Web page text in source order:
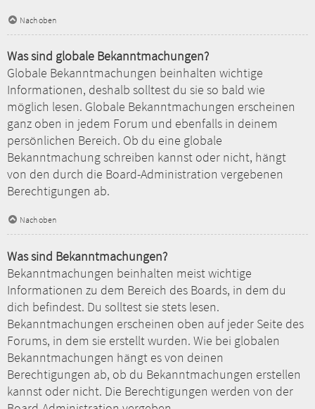
Nach oben
Was sind globale Bekanntmachungen?
Globale Bekanntmachungen beinhalten wichtige
Informationen, deshalb solltest du sie so bald wie
möglich lesen. Globale Bekanntmachungen erscheinen
ganz oben in jedem Forum und ebenfalls in deinem
persönlichen Bereich. Ob du eine globale
Bekanntmachung schreiben kannst oder nicht, hängt
von den durch die Board-Administration vergebenen
Berechtigungen ab.
Nach oben
Was sind Bekanntmachungen?
Bekanntmachungen beinhalten meist wichtige
Informationen zu dem Bereich des Boards, in dem du
dich befindest. Du solltest sie stets lesen.
Bekanntmachungen erscheinen oben auf jeder Seite des
Forums, in dem sie erstellt wurden. Wie bei globalen
Bekanntmachungen hängt es von deinen
Berechtigungen ab, ob du Bekanntmachungen erstellen
kannst oder nicht. Die Berechtigungen werden von der